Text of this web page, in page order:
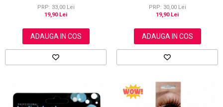
PRP: 33,00 Lei
19,90 Lei
ADAUGA IN COS
PRP: 30,00 Lei
19,90 Lei
ADAUGA IN COS